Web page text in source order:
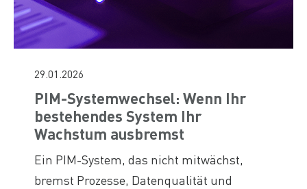
29.01.2026
PIM-Systemwechsel: Wenn Ihr
bestehendes System Ihr
Wachstum ausbremst
Ein PIM-System, das nicht mitwächst,
bremst Prozesse, Datenqualität und